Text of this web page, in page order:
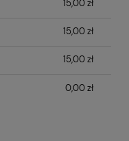
15,00 zł
15,00 zł
15,00 zł
0,00 zł